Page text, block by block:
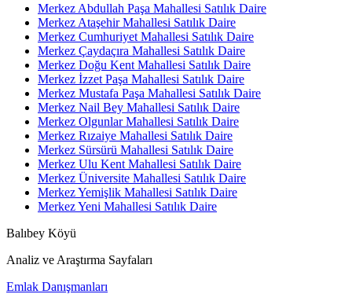
Merkez Abdullah Paşa Mahallesi Satılık Daire
Merkez Ataşehir Mahallesi Satılık Daire
Merkez Cumhuriyet Mahallesi Satılık Daire
Merkez Çaydaçıra Mahallesi Satılık Daire
Merkez Doğu Kent Mahallesi Satılık Daire
Merkez İzzet Paşa Mahallesi Satılık Daire
Merkez Mustafa Paşa Mahallesi Satılık Daire
Merkez Nail Bey Mahallesi Satılık Daire
Merkez Olgunlar Mahallesi Satılık Daire
Merkez Rızaiye Mahallesi Satılık Daire
Merkez Sürsürü Mahallesi Satılık Daire
Merkez Ulu Kent Mahallesi Satılık Daire
Merkez Üniversite Mahallesi Satılık Daire
Merkez Yemişlik Mahallesi Satılık Daire
Merkez Yeni Mahallesi Satılık Daire
Balıbey Köyü
Analiz ve Araştırma Sayfaları
Emlak Danışmanları